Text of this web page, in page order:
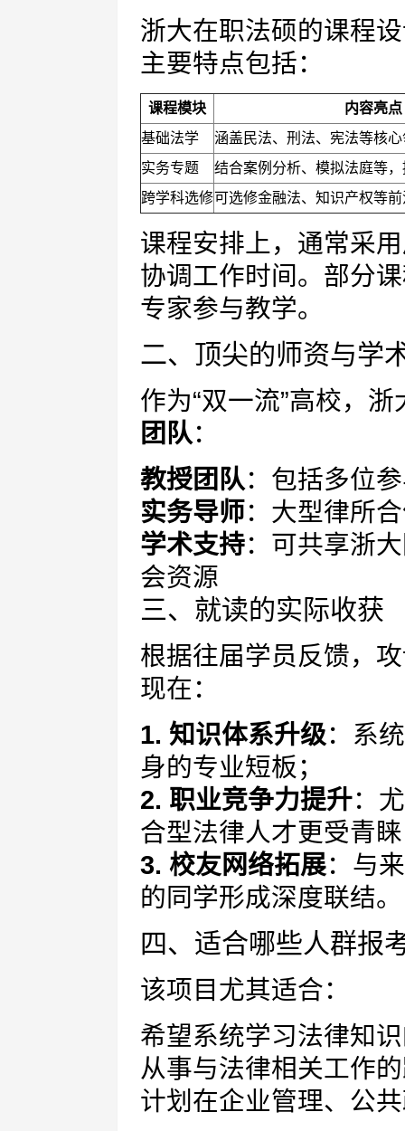
浙大在职法硕的课程
主要特点包括：
课程模块
内容亮点
基础法学
涵盖民法、刑法、宪法等核
实务专题
结合案例分析、模拟法庭等
跨学科选修可选修金融法、知识产权等
课程安排上，通常采
协调工作时间。部分
专家参与教学。
二、顶尖的师资与学
作为“双一流”高校，
团队：
教授团队：包括多位
实务导师：大型律所
学术支持：可共享浙
会资源
三、就读的实际收获
根据往届学员反馈，
现在：
1. 知识体系升级：系
身的专业短板；
2. 职业竞争力提升：
合型法律人才更受青
3. 校友网络拓展：与
的同学形成深度联结。
四、适合哪些人群报
该项目尤其适合：
希望系统学习法律知
从事与法律相关工作
计划在企业管理、公